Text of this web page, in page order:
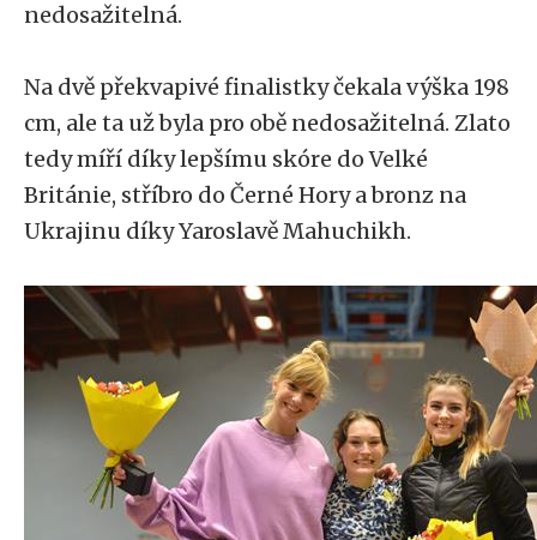
nedosažitelná.
Na dvě překvapivé finalistky čekala výška 198
cm, ale ta už byla pro obě nedosažitelná. Zlato
tedy míří díky lepšímu skóre do Velké
Británie, stříbro do Černé Hory a bronz na
Ukrajinu díky Yaroslavě Mahuchikh.